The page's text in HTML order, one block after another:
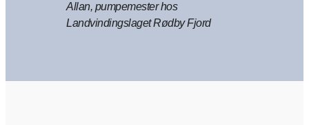
Allan, pumpemester hos
Landvindingslaget Rødby Fjord